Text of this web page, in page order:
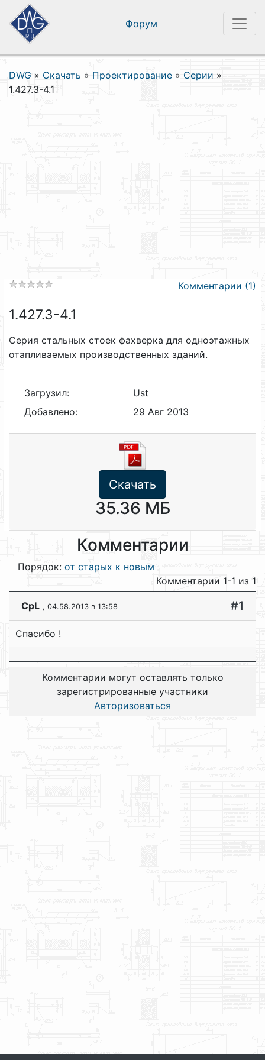
Форум
DWG » Скачать » Проектирование » Серии »
1.427.3-4.1
Комментарии (1)
1.427.3-4.1
Серия стальных стоек фахверка для одноэтажных
отапливаемых производственных зданий.
Загрузил:
Ust
Добавлено:
29 Авг 2013
Скачать
35.36 МБ
Комментарии
Порядок: от старых к новым
Комментарии 1-1 из 1
CpL , 04.58.2013 в 13:58 #1
Спасибо !
Комментарии могут оставлять только
зарегистрированные участники
Авторизоваться